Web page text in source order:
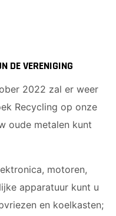
DE VERENIGING
2022 zal er weer
Recycling op onze
oude metalen kunt
motoren,
apparatuur kunt u
en koelkasten;